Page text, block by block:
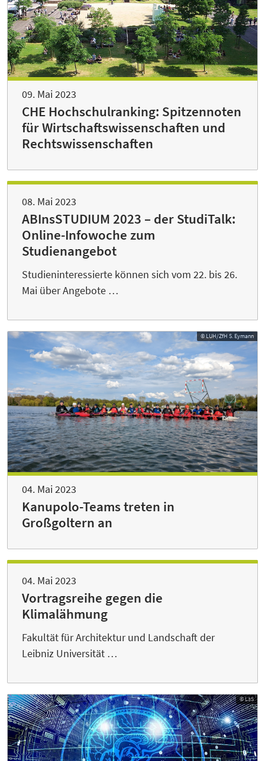
09. Mai 2023
CHE Hochschulranking: Spitzennoten
für Wirtschaftswissenschaften und
Rechtswissenschaften
08. Mai 2023
ABInsSTUDIUM 2023 – der StudiTalk:
Online-Infowoche zum
Studienangebot
Studieninteressierte können sich vom 22. bis 26.
Mai über Angebote …
© LUH/ZfH S. Eymann
04. Mai 2023
Kanupolo-Teams treten in
Großgoltern an
04. Mai 2023
Vortragsreihe gegen die
Klimalähmung
Fakultät für Architektur und Landschaft der
Leibniz Universität …
© L3S